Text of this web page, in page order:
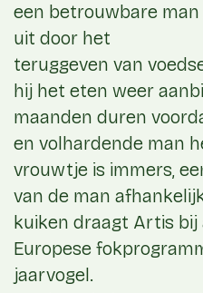
een betrouwbare
uit door het
teruggeven van
hij het eten weer
maanden duren
en volhardende man
vrouwtje is immers,
van de man
kuiken draagt Artis bij
Europese
jaarvogel.